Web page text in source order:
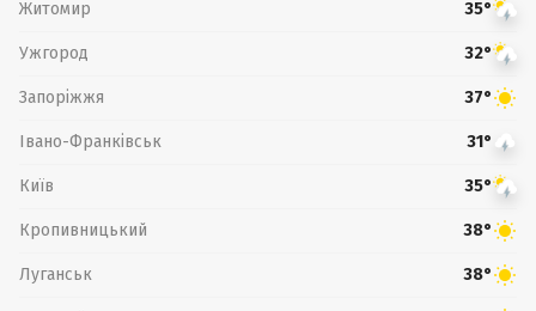
Житомир 35°
Ужгород 32°
Запоріжжя 37°
Івано-Франківськ 31°
Київ 35°
Кропивницький 38°
Луганськ 38°